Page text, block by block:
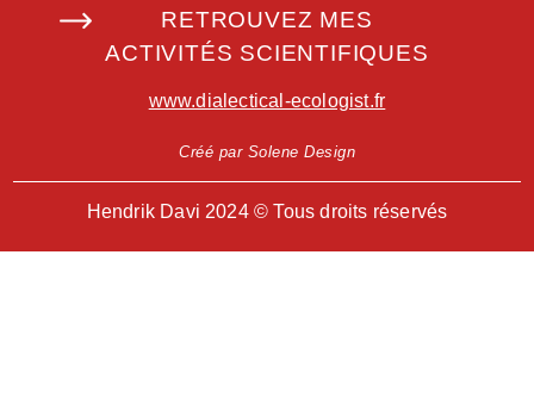
RETROUVEZ MES
ACTIVITÉS SCIENTIFIQUES
www.dialectical-ecologist.fr
Créé par Solene Design
Hendrik Davi 2024 © Tous droits réservés